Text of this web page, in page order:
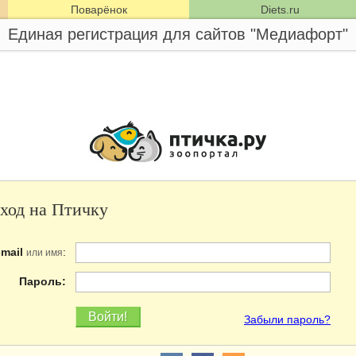
Поварёнок Diets.ru
Единая регистрация для сайтов "Медиафорт"
на Птичку
или имя:
Пароль:
Забыли пароль?